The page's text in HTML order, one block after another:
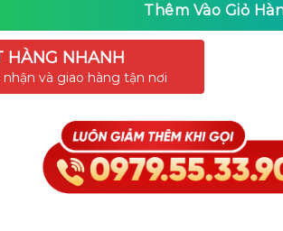
Thêm Vào Giỏ
HÀNG NHANH
nhận và giao hàng tận nơi